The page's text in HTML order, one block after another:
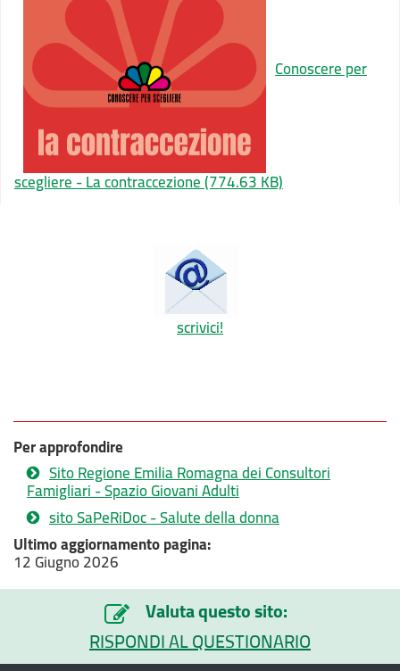
Conoscere per
scegliere - La contraccezione(774.63 KB)
scrivici!
Per approfondire
Sito Regione Emilia Romagna dei Consultori
Famigliari - Spazio Giovani Adulti
sito SaPeRiDoc - Salute della donna
Ultimo aggiornamento pagina:
12 Giugno 2026
Valuta questo sito:
RISPONDI AL QUESTIONARIO